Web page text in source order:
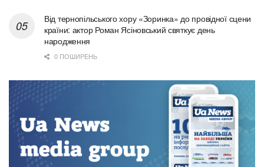
Від тернопільського хору «Зоринка» до провідної сцени
країни: актор Роман Ясіновський святкує день
народження
0 ПОШИРЕНЬ